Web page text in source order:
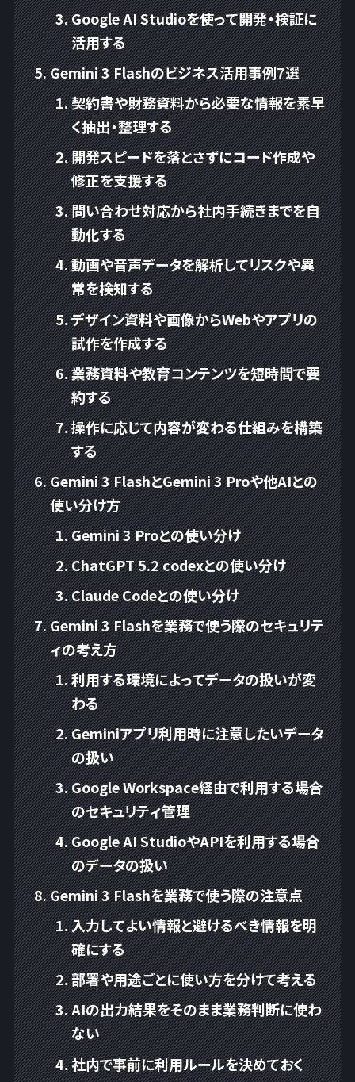
Google AI Studioを使って開発・検証に
活用する
Gemini 3 Flashのビジネス活用事例7選
契約書や財務資料から必要な情報を素早
く抽出・整理する
開発スピードを落とさずにコード作成や
修正を支援する
問い合わせ対応から社内手続きまでを自
動化する
動画や音声データを解析してリスクや異
常を検知する
デザイン資料や画像からWebやアプリの
試作を作成する
業務資料や教育コンテンツを短時間で要
約する
操作に応じて内容が変わる仕組みを構築
する
Gemini 3 FlashとGemini 3 Proや他AIとの
使い分け方
Gemini 3 Proとの使い分け
ChatGPT 5.2 codexとの使い分け
Claude Codeとの使い分け
Gemini 3 Flashを業務で使う際のセキュリテ
ィの考え方
利用する環境によってデータの扱いが変
わる
Geminiアプリ利用時に注意したいデータ
の扱い
Google Workspace経由で利用する場合
のセキュリティ管理
Google AI StudioやAPIを利用する場合
のデータの扱い
Gemini 3 Flashを業務で使う際の注意点
入力してよい情報と避けるべき情報を明
確にする
部署や用途ごとに使い方を分けて考える
AIの出力結果をそのまま業務判断に使わ
ない
社内で事前に利用ルールを決めておく